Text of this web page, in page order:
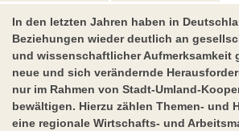
In den letzten Jahren haben in
Beziehungen wieder deutlich an
und wissenschaftlicher Aufmerksamkeit
neue und sich verändernde
nur im Rahmen von Stadt-Umland-
bewältigen. Hierzu zählen Themen- und
eine regionale Wirtschafts- und